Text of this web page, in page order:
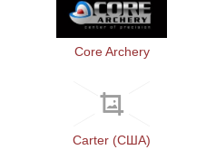
Core Archery
Carter (США)